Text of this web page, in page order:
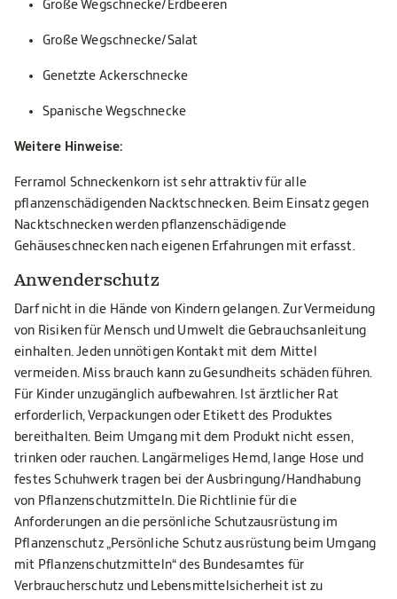
Große Wegschnecke/Erdbeeren
Große Wegschnecke/Salat
Genetzte Ackerschnecke
Spanische Wegschnecke
Weitere Hinweise:
Ferramol Schneckenkorn ist sehr attraktiv für alle
pflanzenschädigenden Nacktschnecken. Beim Einsatz gegen
Nacktschnecken werden pflanzenschädigende
Gehäuseschnecken nach eigenen Erfahrungen mit erfasst.
Anwenderschutz
Darf nicht in die Hände von Kindern gelangen. Zur Vermeidung
von Risiken für Mensch und Umwelt die Gebrauchsanleitung
einhalten. Jeden unnötigen Kontakt mit dem Mittel
vermeiden. Miss brauch kann zu Gesundheits schäden führen.
Für Kinder unzugänglich aufbewahren. Ist ärztlicher Rat
erforderlich, Verpackungen oder Etikett des Produktes
bereithalten. Beim Umgang mit dem Produkt nicht essen,
trinken oder rauchen. Langärmeliges Hemd, lange Hose und
festes Schuhwerk tragen bei der Ausbringung/Handhabung
von Pflanzenschutzmitteln. Die Richtlinie für die
Anforderungen an die persönliche Schutzausrüstung im
Pflanzenschutz „Persönliche Schutz ausrüstung beim Umgang
mit Pflanzenschutzmitteln“ des Bundesamtes für
Verbraucherschutz und Lebensmittelsicherheit ist zu